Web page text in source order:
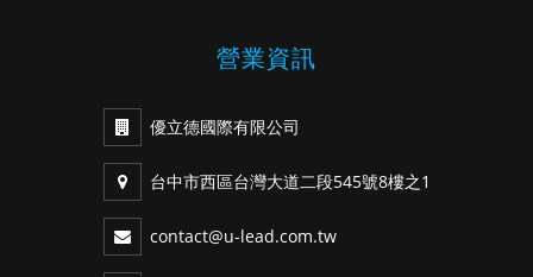
營業資訊
優立德國際有限公司
台中市西區台灣大道二段545號8樓之1
contact@u-lead.com.tw